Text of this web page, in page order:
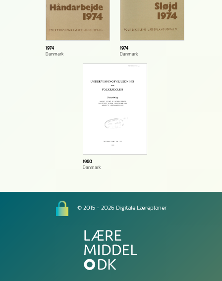
1974
Danmark
1974
Danmark
1960
Danmark
© 2015 - 2026 Digitale Læreplaner